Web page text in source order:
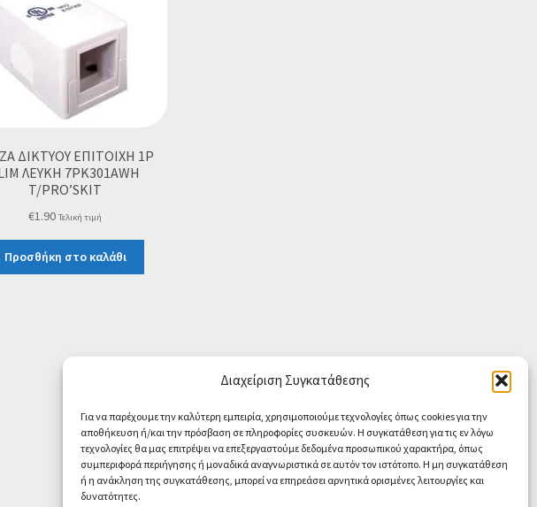
Διαχείριση Συγκατάθεσης
Για να παρέχουμε την καλύτερη εμπειρία, χρησιμοποιούμε τεχνολογίες όπως cookies για την
αποθήκευση ή/και την πρόσβαση σε πληροφορίες συσκευών. Η συγκατάθεση για τις εν λόγω
τεχνολογίες θα μας επιτρέψει να επεξεργαστούμε δεδομένα προσωπικού χαρακτήρα, όπως
συμπεριφορά περιήγησης ή μοναδικά αναγνωριστικά σε αυτόν τον ιστότοπο. Η μη συγκατάθεση
ή η ανάκληση της συγκατάθεσης, μπορεί να επηρεάσει αρνητικά ορισμένες λειτουργίες και
δυνατότητες.
ΔΙΚΤΥΟΥ ΕΠΙΤΟΙΧΗ 1P
ΛΕΥΚΗ 7PK301AWH
T/PRO’SKIT
€1.90 Τελική τιμή
Προσθήκη στο καλάθι